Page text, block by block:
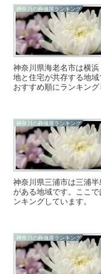
神奈川の葬儀屋ランキング
神奈川県海老名市は横
地と住宅が共存する地
おすすめ順にランキング
神奈川の葬儀屋ランキング
神奈川県三浦市は三浦
がある地域です。ここ
ンキングしています。
神奈川の葬儀屋ランキング